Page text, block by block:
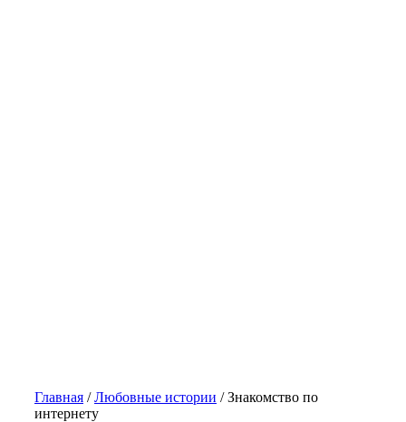
Главная /Любовные истории /Знакомство по
интернету